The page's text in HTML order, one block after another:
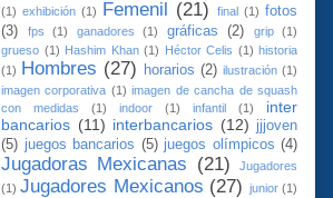
(1) exhibición (1) Femenil (21) final (1) fotos
(3)
fps (1) ganadores (1) gráficas (2) grip
(1)
grueso (1) Hashim Khan (1) Héctor Celis (1) historia
(1) Hombres (27) horarios (2) ilustración (1)
imagen corporativa (1) imagen de cancha de squash
con medidas
(1) indoor (1) infantil (1)
inter
bancarios (11) interbancarios (12) jjjoven
(5) juegos bancarios (5) juegos olímpicos (4)
Jugadoras Mexicanas (21)
Jugadores
(1) Jugadores Mexicanos (27) junior (1)